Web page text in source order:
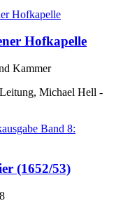
Hofkapelle
Kammer
Michael Hell -
(1652/53)